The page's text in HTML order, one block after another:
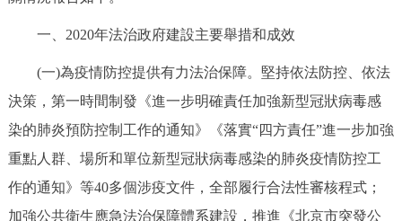
政務服務
便民服務 利企服務 投資項目
仲介服務 陽光政務
一、2020年法治政府建設主要舉措和成效
(一)為疫情防控提供有力法治保障。堅持依法防控、依法
決策，第一時間制發《進一步明確責任加強新型冠狀病毒感
染的肺炎預防控制工作的通知》《落實“四方責任”進一步加強
重點人群、場所和單位新型冠狀病毒感染的肺炎疫情防控工
作的通知》等40多個涉疫文件，全部履行合法性審核程式；
加強公共衛生應急法治保障體系建設，推進《北京市突發公